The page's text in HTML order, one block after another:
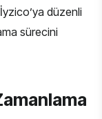
düzenli
sürecini